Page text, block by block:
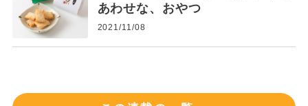
あわせな、おやつ
2021/11/08